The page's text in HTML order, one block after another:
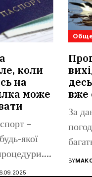
коли
на
може
–
якої
вже
За
все
BY